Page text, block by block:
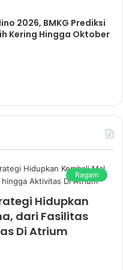
2026, BMKG Prediksi
Kering Hingga Oktober
Ragam
Hidupkan
dari Fasilitas
Di Atrium